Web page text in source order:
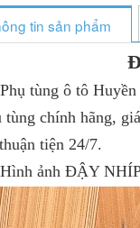
tin sản phẩm
ô tô Huyền
tùng chính hãng,
tiện 24/7.
ĐẬY NHÍP-